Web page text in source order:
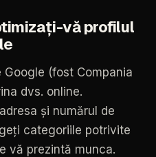
văprofilul
Google (fost Compania
dvs. online.
adresa și numărul de
categoriile potrivite
vă prezintă munca.